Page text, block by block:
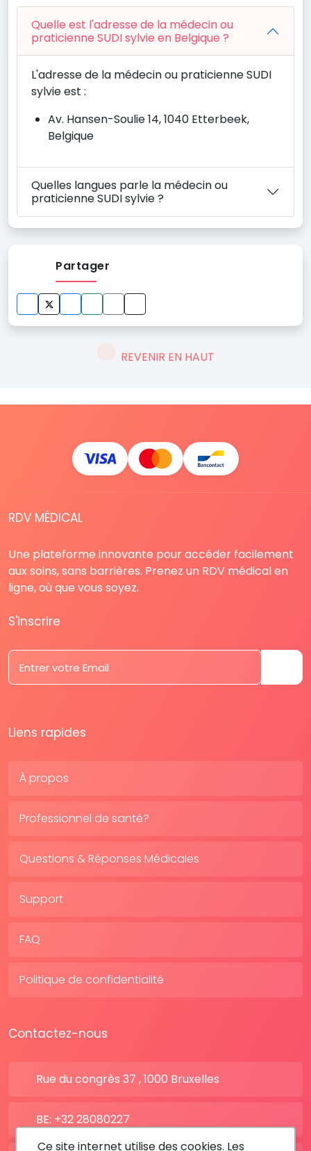
Quelle est l'adresse de la médecin ou
praticienne SUDI sylvie en Belgique ?
L'adresse de la médecin ou praticienne SUDI
sylvie est :
Av. Hansen-Soulie 14, 1040 Etterbeek,
Belgique
Quelles langues parle la médecin ou
praticienne SUDI sylvie ?
Partager
REVENIR EN HAUT
RDV MÉDICAL
Une plateforme innovante pour accéder facilement
aux soins, sans barrières. Prenez un RDV médical en
ligne, où que vous soyez.
S'inscrire
Liens rapides
À propos
Professionnel de santé?
Questions & Réponses Médicales
Support
FAQ
Politique de confidentialité
Contactez-nous
Rue du congrès 37 , 1000 Bruxelles
BE: +32 28080227
Ce site internet utilise des cookies. Les